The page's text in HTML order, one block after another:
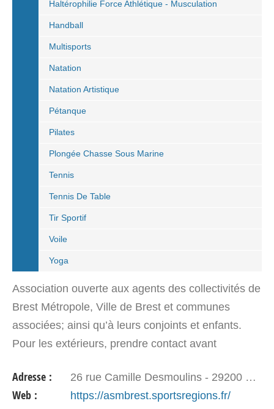
Haltérophilie Force Athlétique - Musculation
Handball
Multisports
Natation
Natation Artistique
Pétanque
Pilates
Plongée Chasse Sous Marine
Tennis
Tennis De Table
Tir Sportif
Voile
Yoga
Association ouverte aux agents des collectivités de
Brest Métropole, Ville de Brest et communes
associées; ainsi qu’à leurs conjoints et enfants.
Pour les extérieurs, prendre contact avant
Adresse : 26 rue Camille Desmoulins - 29200 BREST
Web : https://asmbrest.sportsregions.fr/